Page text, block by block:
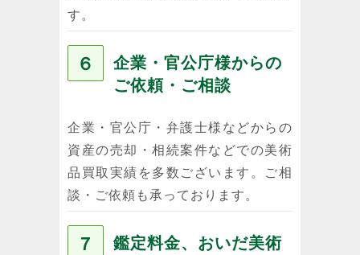
す。
６
企業・官公庁様からの
ご依頼・ご相談
企業・官公庁・弁護士様などからの
資産の売却・相続案件などでの美術
品買取実績を多数ございます。ご相
談・ご依頼も承っております。
７
鑑定料金、おいだ美術